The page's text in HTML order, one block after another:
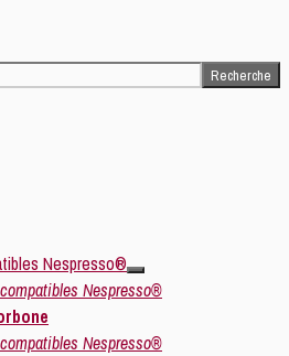
Recherche
Nespresso®
Nespresso®
Nespresso®